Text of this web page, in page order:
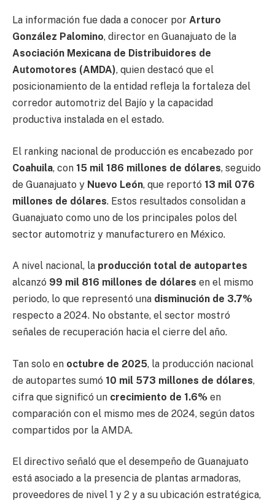
La información fue dada a conocer por Arturo
González Palomino, director en Guanajuato de la
Asociación Mexicana de Distribuidores de
Automotores (AMDA), quien destacó que el
posicionamiento de la entidad refleja la fortaleza del
corredor automotriz del Bajío y la capacidad
productiva instalada en el estado.
El ranking nacional de producción es encabezado por
Coahuila, con 15 mil 186 millones de dólares, seguido
de Guanajuato y Nuevo León, que reportó 13 mil 076
millones de dólares. Estos resultados consolidan a
Guanajuato como uno de los principales polos del
sector automotriz y manufacturero en México.
A nivel nacional, la producción total de autopartes
alcanzó 99 mil 816 millones de dólares en el mismo
periodo, lo que representó una disminución de 3.7%
respecto a 2024. No obstante, el sector mostró
señales de recuperación hacia el cierre del año.
Tan solo en octubre de 2025, la producción nacional
de autopartes sumó 10 mil 573 millones de dólares,
cifra que significó un crecimiento de 1.6% en
comparación con el mismo mes de 2024, según datos
compartidos por la AMDA.
El directivo señaló que el desempeño de Guanajuato
está asociado a la presencia de plantas armadoras,
proveedores de nivel 1 y 2 y a su ubicación estratégica,